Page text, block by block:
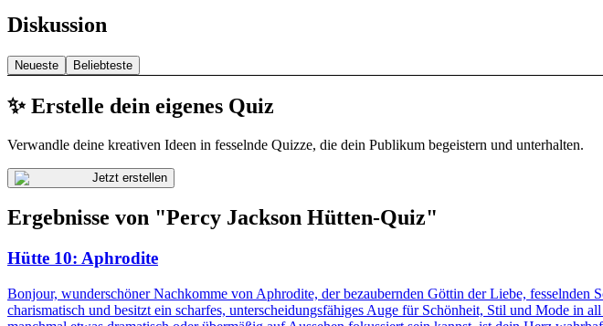
Diskussion
Neueste Beliebteste
✨ Erstelle dein eigenes Quiz
Verwandle deine kreativen Ideen in fesselnde Quizze, die dein Publikum begeistern und unterhalten.
Jetzt erstellen
Ergebnisse von "Percy Jackson Hütten-Quiz"
Hütte 10: Aphrodite
Bonjour, wunderschöner Nachkomme von Aphrodite, der bezaubernden Göttin der Liebe,
charismatisch und besitzt ein scharfes, unterscheidungsfähiges Auge für Schönheit, Stil und Mode